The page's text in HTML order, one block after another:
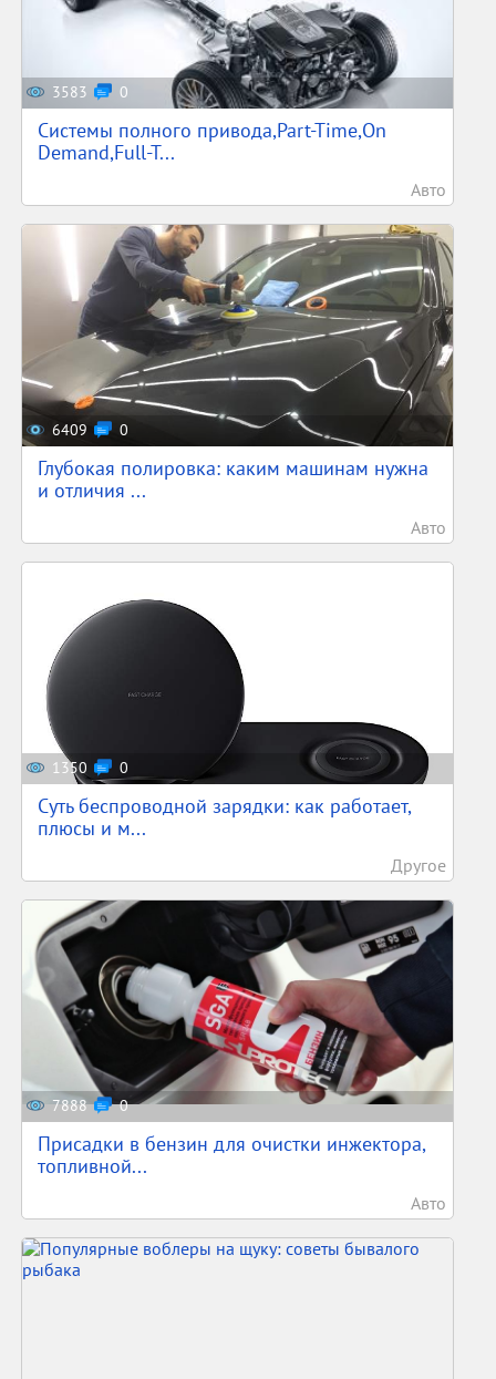
3583 0
Системы полного привода,Part-Time,On
Demand,Full-T...
Авто
6409 0
Глубокая полировка: каким машинам нужна
и отличия ...
Авто
1350 0
Суть беспроводной зарядки: как работает,
плюсы и м...
Другое
7888 0
Присадки в бензин для очистки инжектора,
топливной...
Авто